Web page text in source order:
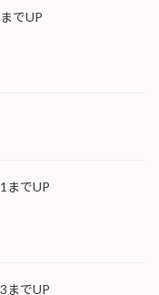
でUP
までUP
までUP